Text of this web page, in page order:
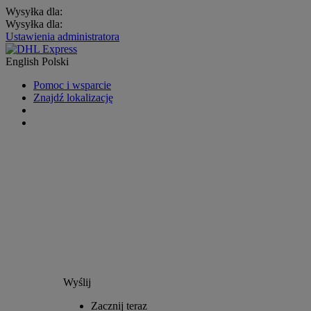
Wysyłka dla:
Wysyłka dla:
Ustawienia administratora
English Polski
Pomoc i wsparcie
Znajdź lokalizację
Wyślij
Zacznij teraz